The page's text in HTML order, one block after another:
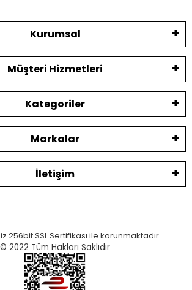
Kurumsal
Müşteri Hizmetleri
Kategoriler
Markalar
İletişim
256bit SSL Sertifikası ile korunmaktadır.
© 2022 Tüm Hakları Saklıdır